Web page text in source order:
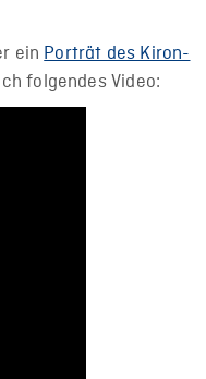
ein Porträt des Kiron-
folgendes Video: